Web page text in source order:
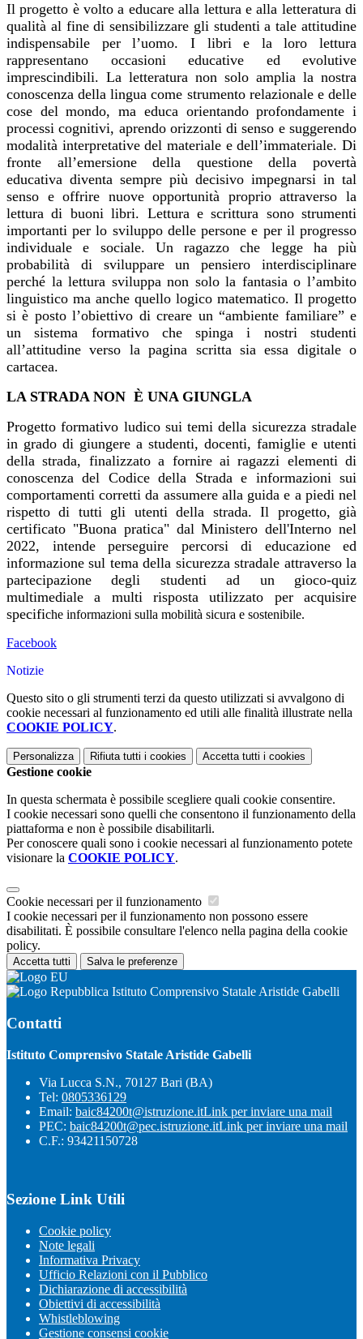
Il progetto è volto a educare alla lettura e alla letteratura di
qualità al fine di sensibilizzare gli studenti a tale attitudine
indispensabile per l’uomo. I libri e la loro lettura
rappresentano occasioni educative ed evolutive
imprescindibili. La letteratura non solo amplia la nostra
conoscenza della lingua come strumento relazionale e delle
cose del mondo, ma educa orientando profondamente i
processi cognitivi, aprendo orizzonti di senso e suggerendo
modalità interpretative del materiale e dell’immateriale. Di
fronte all’emersione della questionedella povertà
educativa diventa sempre più decisivo impegnarsi in tal
senso e offrire nuoveopportunità proprio attraverso la
lettura di buoni libri. Lettura e scrittura sono strumenti
importanti per lo sviluppo delle persone e per il progresso
individuale e sociale. Un ragazzo che legge ha più
probabilità di sviluppare un pensiero interdisciplinare
perché la lettura sviluppanon solo la fantasia o l’ambito
linguistico ma anche quello logico matematico. Il progetto
si è postol’obiettivo di creare un “ambiente familiare” e
un sistema formativo che spinga i nostri studenti
all’attitudine verso la pagina scritta sia essa digitale o
cartacea.
LA STRADA NON È UNA GIUNGLA
Progetto formativo ludico sui temi della sicurezza stradale
in grado di giungere a studenti, docenti, famiglie e utenti
della strada, finalizzato a fornire airagazzi elementi di
conoscenza del Codice della Strada e informazioni sui
comportamenticorretti da assumere alla guida e a piedi nel
rispetto di tutti gli utenti della strada. Il progetto, già
certificato "Buona pratica" dal Ministero dell'Interno nel
2022, intende perseguire percorsi di educazione ed
informazione sul tema della sicurezza stradale attraverso la
partecipazione degli studenti ad un gioco-quiz
multimediale a multi risposta utilizzato per acquisire
specifiche informazioni sulla mobilità sicura e sostenibile.
Facebook
Notizie
Questo sito o gli strumenti terzi da questo utilizzati si avvalgono di
cookie necessari al funzionamento ed utili alle finalità illustrate nella
COOKIE POLICY.
Personalizza Rifiuta tutti i cookies Accetta tutti i cookies
Gestione cookie
In questa schermata è possibile scegliere quali cookie consentire.
I cookie necessari sono quelli che consentono il funzionamento della
piattaforma e non è possibile disabilitarli.
Per conoscere quali sono i cookie necessari al funzionamento potete
visionare la COOKIE POLICY.
Cookie necessari per il funzionamento
I cookie necessari per il funzionamento non possono essere
disabilitati. È possibile consultare l'elenco nella pagina della cookie
policy.
Accetta tutti Salva le preferenze
Istituto Comprensivo Statale Aristide Gabelli
Contatti
Istituto Comprensivo Statale Aristide Gabelli
Via Lucca S.N., 70127 Bari (BA)
Tel: 0805336129
Email: baic84200t@istruzione.itLink per inviare una mail
PEC: baic84200t@pec.istruzione.itLink per inviare una mail
C.F.: 93421150728
Sezione Link Utili
Cookie policy
Note legali
Informativa Privacy
Ufficio Relazioni con il Pubblico
Dichiarazione di accessibilità
Obiettivi di accessibilità
Whistleblowing
Gestione consensi cookie